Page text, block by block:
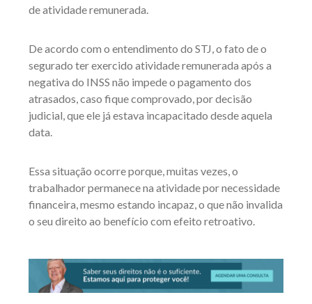
de atividade remunerada.
De acordo com o entendimento do STJ, o fato de o
segurado ter exercido atividade remunerada após a
negativa do INSS não impede o pagamento dos
atrasados, caso fique comprovado, por decisão
judicial, que ele já estava incapacitado desde aquela
data.
Essa situação ocorre porque, muitas vezes, o
trabalhador permanece na atividade por necessidade
financeira, mesmo estando incapaz, o que não invalida
o seu direito ao benefício com efeito retroativo.